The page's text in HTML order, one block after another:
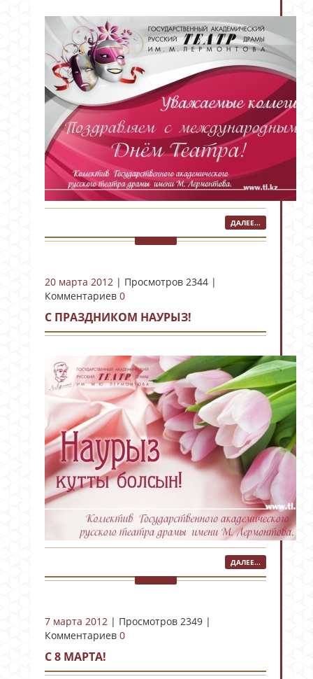
ДАЛЕЕ...
20 марта 2012 | Просмотров 2344 |
Комментариев 0
С ПРАЗДНИКОМ НАУРЫЗ!
ДАЛЕЕ...
7 марта 2012 | Просмотров 2349 |
Комментариев 0
C 8 МАРТА!